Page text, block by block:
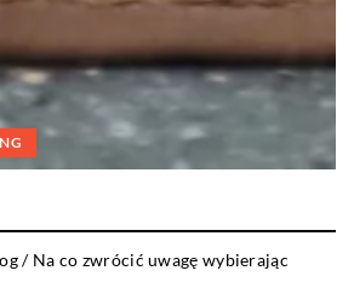
/ Na co zwrócić uwagę wybierając